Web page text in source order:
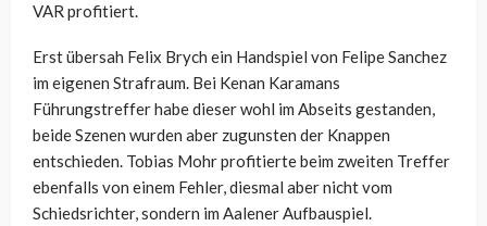
VAR profitiert.
Erst übersah Felix Brych ein Handspiel von Felipe Sanchez
im eigenen Strafraum. Bei Kenan Karamans
Führungstreffer habe dieser wohl im Abseits gestanden,
beide Szenen wurden aber zugunsten der Knappen
entschieden. Tobias Mohr profitierte beim zweiten Treffer
ebenfalls von einem Fehler, diesmal aber nicht vom
Schiedsrichter, sondern im Aalener Aufbauspiel.